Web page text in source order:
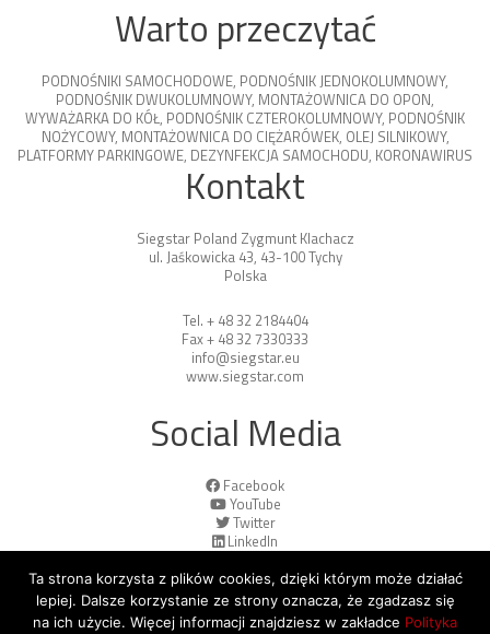
Warto przeczytać
PODNOŚNIKI SAMOCHODOWE, PODNOŚNIK JEDNOKOLUMNOWY,
PODNOŚNIK DWUKOLUMNOWY, MONTAŻOWNICA DO OPON,
WYWAŻARKA DO KÓŁ, PODNOŚNIK CZTEROKOLUMNOWY, PODNOŚNIK
NOŻYCOWY, MONTAŻOWNICA DO CIĘŻARÓWEK, OLEJ SILNIKOWY,
PLATFORMY PARKINGOWE, DEZYNFEKCJA SAMOCHODU, KORONAWIRUS
Kontakt
Siegstar Poland Zygmunt Klachacz
ul. Jaśkowicka 43, 43-100 Tychy
Polska
Tel. + 48 32 2184404
Fax + 48 32 7330333
info@siegstar.eu
www.siegstar.com
Social Media
Facebook
YouTube
Twitter
LinkedIn
Ta strona korzysta z plików cookies, dzięki którym może działać
lepiej. Dalsze korzystanie ze strony oznacza, że zgadzasz się
na ich użycie. Więcej informacji znajdziesz w zakładce Polityka